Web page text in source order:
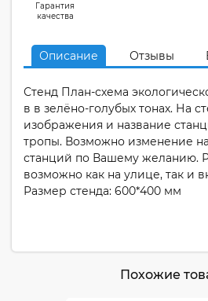
Гарантия
качества
Описание Отзывы
Стенд План-схема
в в зелёно-голубых тонах. На
изображения и название
тропы. Возможно изменение
станций по Вашему желанию.
возможно как на улице, так и
Размер стенда: 600*400 мм
Похожие